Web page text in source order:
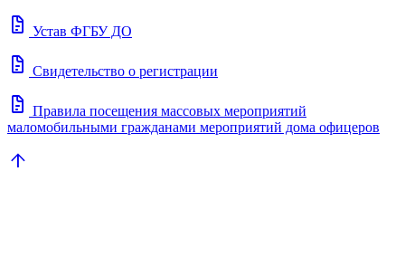
docs Устав ФГБУ ДО
docs Свидетельство о регистрации
docs Правила посещения массовых мероприятий
маломобильными гражданами мероприятий дома офицеров
arrow_upward